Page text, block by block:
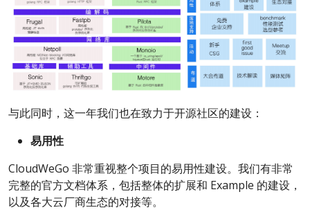
与此同时，这一年我们也在致力于开源社区的建设：
易用性
CloudWeGo 非常重视整个项目的易用性建设。我们有非常
完整的官方文档体系，包括整体的扩展和 Example 的建设，
以及各大云厂商生态的对接等。